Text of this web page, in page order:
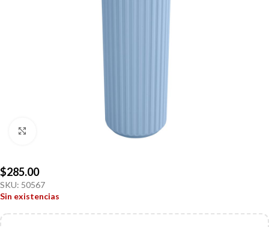
$285.00
SKU: 50567
Sin existencias